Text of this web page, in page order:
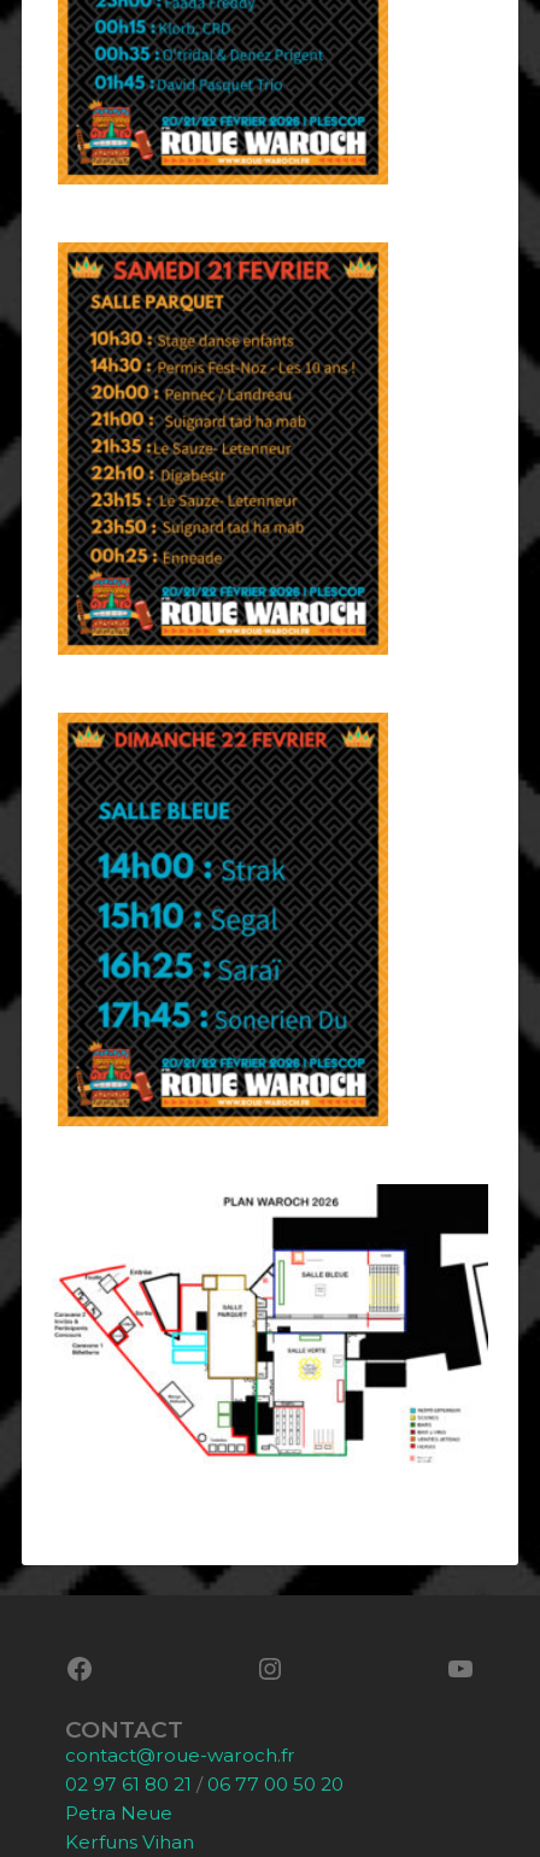
CONTACT
contact@roue-waroch.fr
02 97 61 80 21 / 06 77 00 50 20
Petra Neue
Kerfuns Vihan